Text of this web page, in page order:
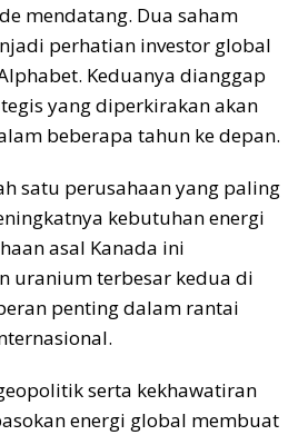
mendatang. Dua saham
perhatian investor global
Keduanya dianggap
yang diperkirakan akan
beberapa tahun ke depan.
satu perusahaan yang paling
kebutuhan energi
asal Kanada ini
uranium terbesar kedua di
penting dalam rantai
serta kekhawatiran
energi global membuat